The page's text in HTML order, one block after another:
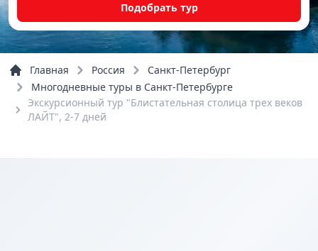
Подобрать тур
Главная Россия
Санкт-Петербург
Многодневные туры в Санкт-Петербурге
Экскурсионный тур "Блистательная столица трех веков
ЛАЙТ", 2-7 дней